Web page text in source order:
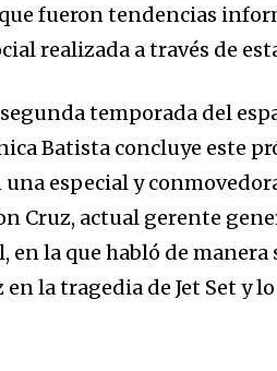
fueron tendencias
realizada a través de
temporada del
Batista concluye este
especial y
Cruz, actual gerente
en la que habló de
la tragedia de Jet Set y